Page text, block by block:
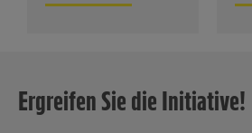
Ergreifen Sie die Initiative!